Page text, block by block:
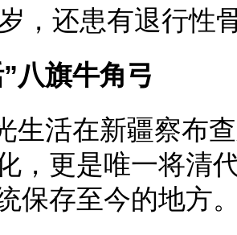
，还患有退行性
八旗牛角弓
活在新疆察布查
，更是唯一将清
保存至今的地方